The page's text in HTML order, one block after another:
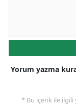
Yorum yazma
* Bu içerik ile ilgili